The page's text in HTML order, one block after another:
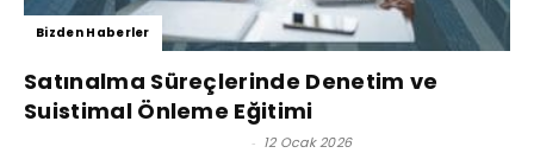
Bizden Haberler
Satınalma Süreçlerinde Denetim ve
Suistimal Önleme Eğitimi
- 12 Ocak 2026